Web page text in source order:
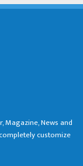
Magazine, News and
customize